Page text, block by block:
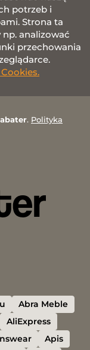
potrzeb i
Strona ta
analizować
przechowania
. Polityka
Abra Meble
AliExpress
Apis